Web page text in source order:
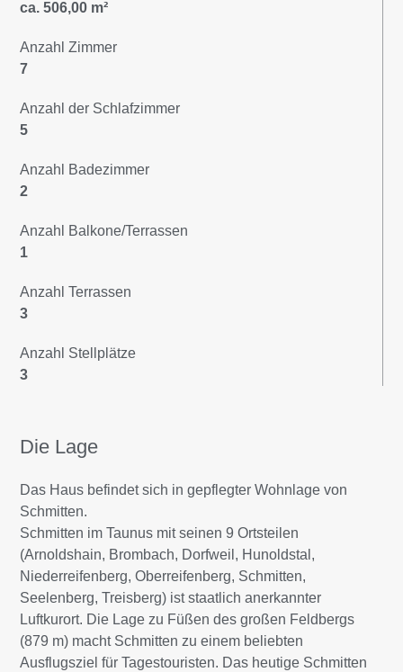
ca. 506,00 m²
Anzahl Zimmer
7
Anzahl der Schlafzimmer
5
Anzahl Badezimmer
2
Anzahl Balkone/Terrassen
1
Anzahl Terrassen
3
Anzahl Stellplätze
3
Die Lage
Das Haus befindet sich in gepflegter Wohnlage von
Schmitten.
Schmitten im Taunus mit seinen 9 Ortsteilen
(Arnoldshain, Brombach, Dorfweil, Hunoldstal,
Niederreifenberg, Oberreifenberg, Schmitten,
Seelenberg, Treisberg) ist staatlich anerkannter
Luftkurort. Die Lage zu Füßen des großen Feldbergs
(879 m) macht Schmitten zu einem beliebten
Ausflugsziel für Tagestouristen. Das heutige Schmitten